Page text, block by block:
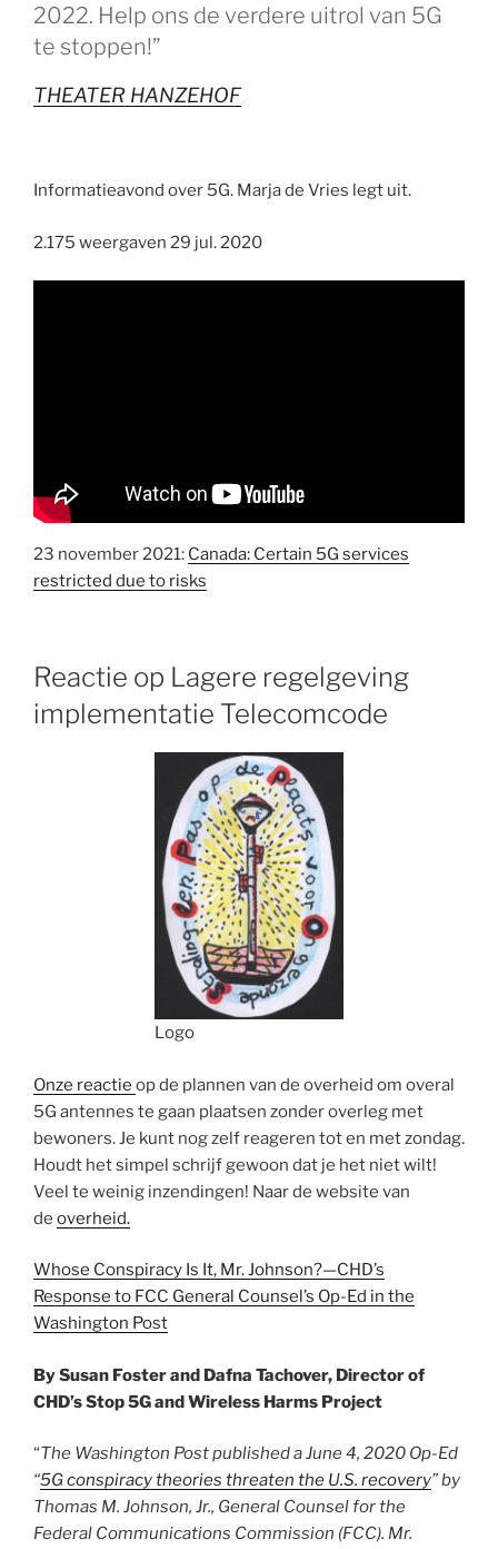
2022. Help ons de verdere uitrol van 5G
te stoppen!”
THEATER HANZEHOF
Informatieavond over 5G. Marja de Vries legt uit.
2.175 weergaven 29 jul. 2020
23 november 2021: Canada: Certain 5G services
restricted due to risks
Reactie op Lagere regelgeving
implementatie Telecomcode
Logo
Onze reactie op de plannen van de overheid om overal
5G antennes te gaan plaatsen zonder overleg met
bewoners. Je kunt nog zelf reageren tot en met zondag.
Houdt het simpel schrijf gewoon dat je het niet wilt!
Veel te weinig inzendingen! Naar de website van
de overheid.
Whose Conspiracy Is It, Mr. Johnson?—CHD’s
Response to FCC General Counsel’s Op-Ed in the
Washington Post
By Susan Foster and Dafna Tachover, Director of
CHD’s Stop 5G and Wireless Harms Project
“The Washington Post published a June 4, 2020 Op-Ed
“5G conspiracy theories threaten the U.S. recovery” by
Thomas M. Johnson, Jr., General Counsel for the
Federal Communications Commission (FCC). Mr.